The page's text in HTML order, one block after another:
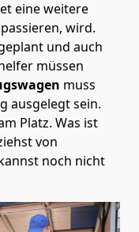
eine weitere
wird.
und auch
müssen
muss
ausgelegt sein.
Platz. Was ist
von
noch nicht